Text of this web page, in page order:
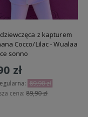
z kapturem
Cocco/Lilac - Wualaa
sonno
zł
89,90 zł
cena: 89,90 zł